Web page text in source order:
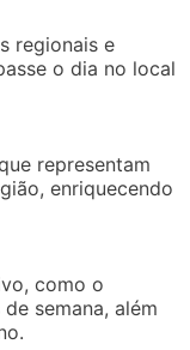
regionais e
o dia no local
representam
enriquecendo
como o
semana, além